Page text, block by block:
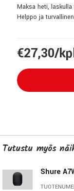
Maksa heti,
Helppo ja turvallinen
€27,30/
Tutustu myös
Shure